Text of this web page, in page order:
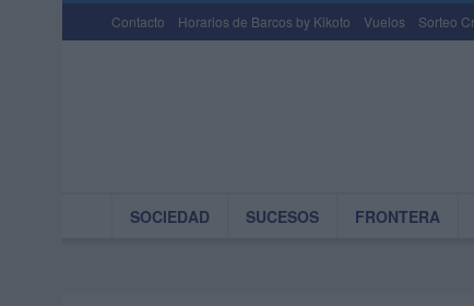
Contacto Horarios de Barcos by Kikoto Vuelos Sorteo
SOCIEDAD SUCESOS FRONTERA